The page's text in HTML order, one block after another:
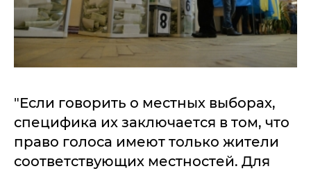
"Если говорить о местных выборах,
специфика их заключается в том, что
право голоса имеют только жители
соответствующих местностей. Для